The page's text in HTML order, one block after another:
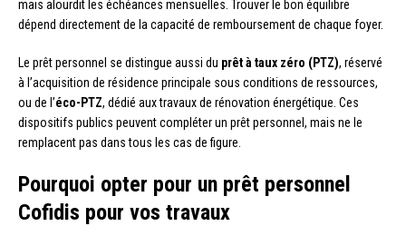
mais alourdit les échéances mensuelles. Trouver le bon équilibre
dépend directement de la capacité de remboursement de chaque foyer.
Le prêt personnel se distingue aussi du prêt à taux zéro (PTZ), réservé
à l’acquisition de résidence principale sous conditions de ressources,
ou de l’éco-PTZ, dédié aux travaux de rénovation énergétique. Ces
dispositifs publics peuvent compléter un prêt personnel, mais ne le
remplacent pas dans tous les cas de figure.
Pourquoi opter pour un prêt personnel
Cofidis pour vos travaux